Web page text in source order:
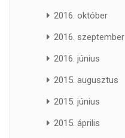
2016. október
2016. szeptember
2016. június
2015. augusztus
2015. június
2015. április